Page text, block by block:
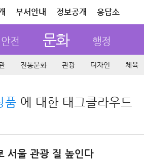
부서안내 정보공개 응답소
안전 문화 행정
전통문화 관광 디자인 체육
품 에 대한 태그클라우드
서울 관광 질 높인다